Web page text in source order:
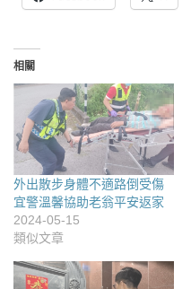
相關
外出散步身體不適路倒受傷
宜警溫馨協助老翁平安返家
2024-05-15
類似文章